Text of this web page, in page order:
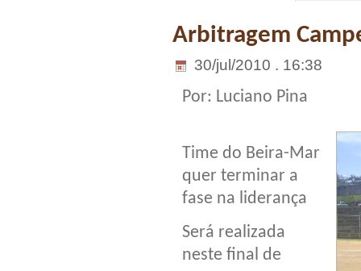
Arbitragem
30/jul/2010 . 16:38
Por: Luciano Pina
Time do Beira-Mar
quer terminar a
fase na liderança
Será realizada
neste final de